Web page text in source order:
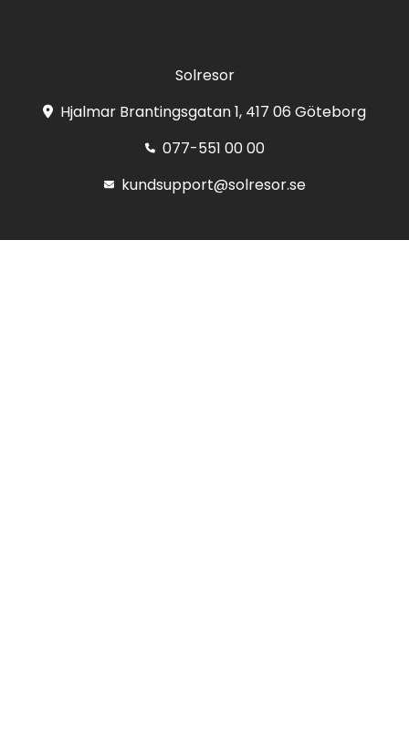
Solresor
Hjalmar Brantingsgatan 1, 417 06 Göteborg
077-551 00 00
kundsupport@solresor.se